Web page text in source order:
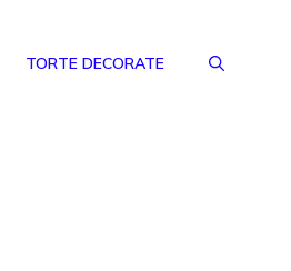
TORTE DECORATE